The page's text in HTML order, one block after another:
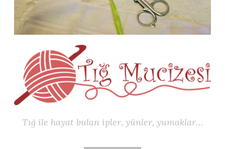
Tığ ile hayat bulan ipler, yünler, yumaklar…